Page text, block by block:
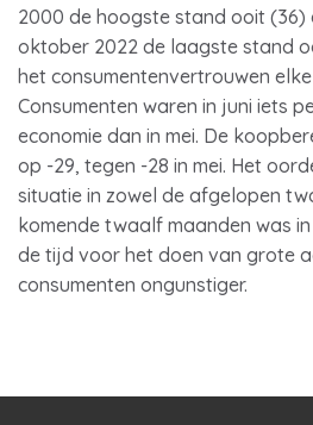
2000 de hoogste stand ooit (36)
oktober 2022 de laagste stand
het consumentenvertrouwen
Consumenten waren in juni iets
economie dan in mei. De
op -29, tegen -28 in mei. Het
situatie in zowel de afgelopen
komende twaalf maanden was
de tijd voor het doen van grote
consumenten ongunstiger.